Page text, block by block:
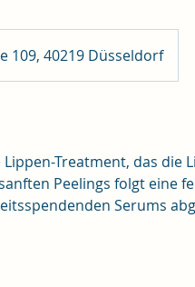
109, 40219 Düsseldorf
Treatment, das die
Peelings folgt eine
Serums